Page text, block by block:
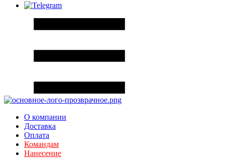
О компании
Доставка
Оплата
Командам
Нанесение